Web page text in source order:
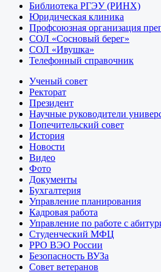
Библиотека РГЭУ (РИНХ)
Юридическая клиника
Профсоюзная организация
СОЛ «Сосновый берег»
СОЛ «Ивушка»
Телефонный справочник
Ученый совет
Ректорат
Президент
Научные руководители
Попечительский совет
История
Новости
Видео
Фото
Документы
Бухгалтерия
Управление планирования
Кадровая работа
Управление по работе с
Студенческий МФЦ
РРО ВЭО России
Безопасность ВУЗа
Совет ветеранов